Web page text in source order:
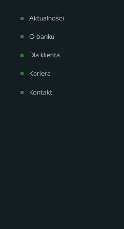
Aktualności
O banku
Dla klienta
Kariera
Kontakt